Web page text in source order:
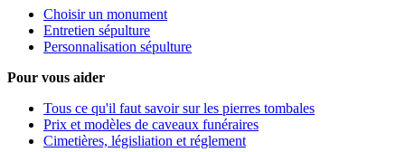
Choisir un monument
Entretien sépulture
Personnalisation sépulture
Pour vous aider
Tous ce qu'il faut savoir sur les pierres tombales
Prix et modèles de caveaux funéraires
Cimetières, législiation et réglement